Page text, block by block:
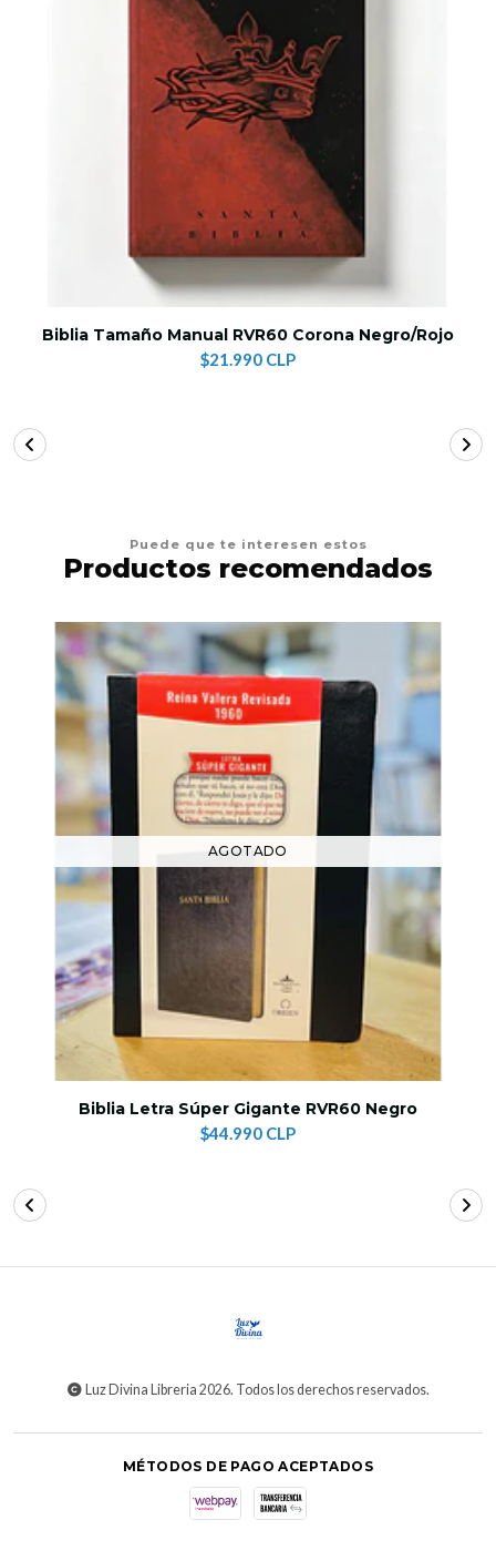
Biblia Tamaño Manual RVR60 Corona Negro/Rojo
$21.990 CLP
Puede que te interesen estos
Productos recomendados
AGOTADO
Biblia Letra Súper Gigante RVR60 Negro
$44.990 CLP
Luz Divina Libreria 2026. Todos los derechos reservados.
MÉTODOS DE PAGO ACEPTADOS